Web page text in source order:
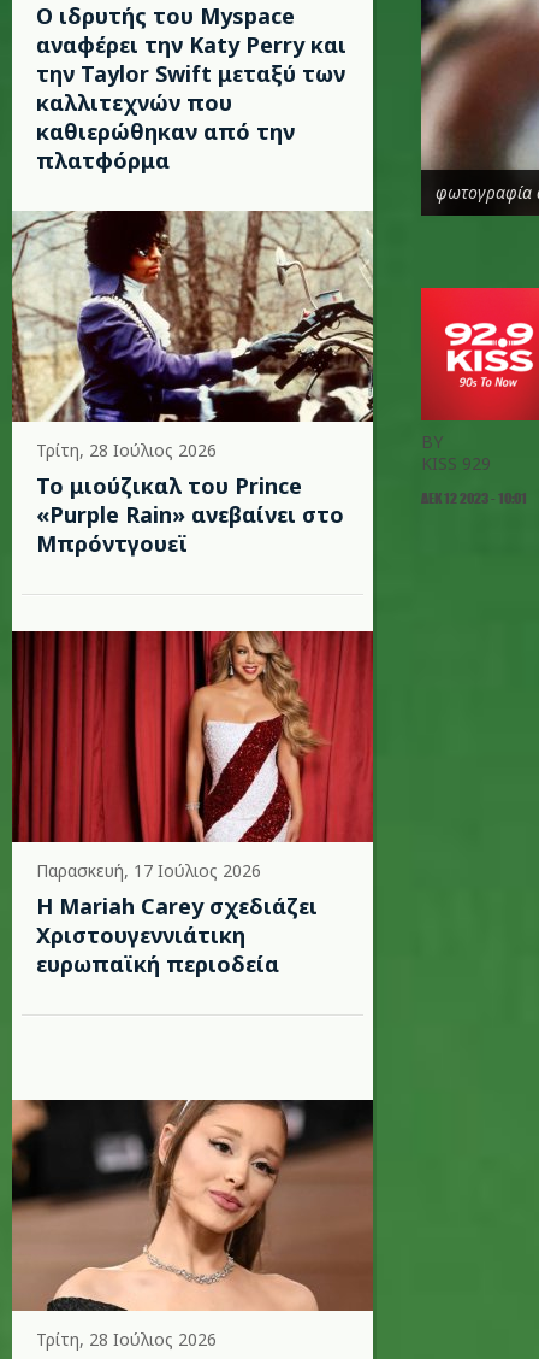
Ο ιδρυτής του Myspace
αναφέρει την Katy Perry και
την Taylor Swift μεταξύ των
καλλιτεχνών που
καθιερώθηκαν από την
πλατφόρμα
Τρίτη, 28 Ιούλιος 2026
Το μιούζικαλ του Prince
«Purple Rain» ανεβαίνει στο
Μπρόντγουεϊ
Παρασκευή, 17 Ιούλιος 2026
Η Mariah Carey σχεδιάζει
Χριστουγεννιάτικη
ευρωπαϊκή περιοδεία
Τρίτη, 28 Ιούλιος 2026
φωτογραφία
BY
KISS 929
ΔΕΚ 12 2023 - 10:01